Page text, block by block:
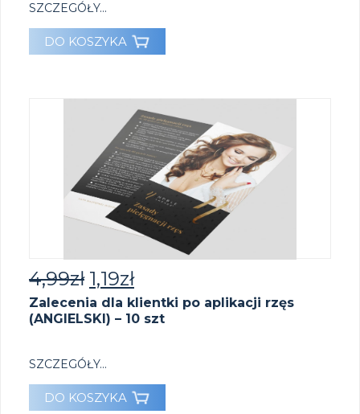
SZCZEGÓŁY...
DO KOSZYKA
4,99zł 1,19zł
Zalecenia dla klientki po aplikacji rzęs
(ANGIELSKI) – 10 szt
SZCZEGÓŁY...
DO KOSZYKA